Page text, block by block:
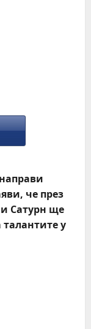
че през
Сатурн ще
у